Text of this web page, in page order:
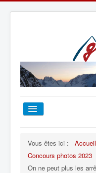
TOUT SUR LE
Vous êtes ici : Accueil
Concours photos 2023
On ne peut plus les